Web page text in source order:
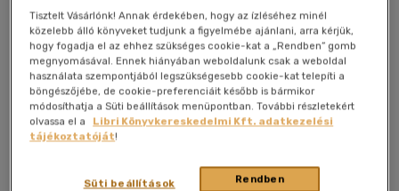
Kívánságlistához adom
Tisztelt Vásárlónk! Annak érdekében, hogy az ízléséhez minél
közelebb álló könyveket tudjunk a figyelmébe ajánlani, arra kérjük,
hogy fogadja el az ehhez szükséges cookie-kat a „Rendben” gomb
megnyomásával. Ennek hiányában weboldalunk csak a weboldal
használata szempontjából legszükségesebb cookie-kat telepíti a
böngészőjébe, de cookie-preferenciáit később is bármikor
módosíthatja a Süti beállítások menüpontban. További részletekért
olvassa el a
Libri Könyvkereskedelmi Kft. adatkezelési
tájékoztatóját!
Rendben
Süti beállítások